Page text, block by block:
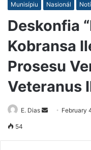
Munisípiu Nasionál
Deskonfia
Kobransa
Prosesu
Veteranus
E. Dias
SendFebruary
54